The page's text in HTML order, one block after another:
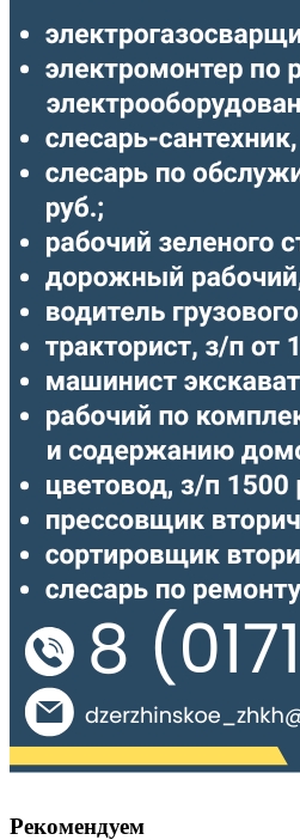
Рекомендуем